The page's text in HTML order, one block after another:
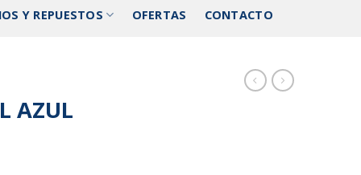
Y REPUESTOS OFERTAS CONTACTO
AZUL